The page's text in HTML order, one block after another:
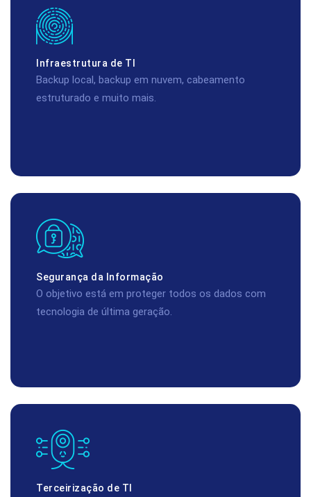
Infraestrutura de TI
Backup local, backup em nuvem, cabeamento
estruturado e muito mais.
Segurança da Informação
O objetivo está em proteger todos os dados com
tecnologia de última geração.
Terceirização de TI